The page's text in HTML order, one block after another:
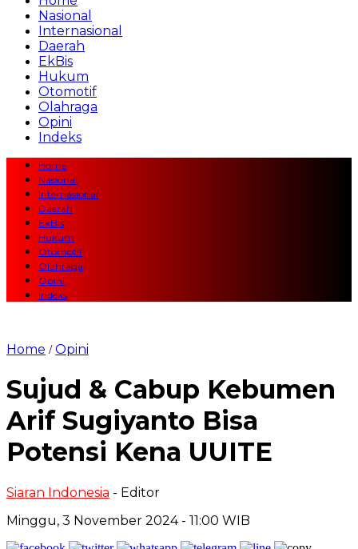
Nasional
Internasional
Daerah
EkBis
Hukum
Otomotif
Olahraga
Opini
Indeks
Home
Nasional
Internasional
Daerah
EkBis
Hukum
Otomotif
Olahraga
Opini
Indeks
Home /Opini
Sujud & Cabup Kebumen
Arif Sugiyanto Bisa
Potensi Kena UUITE
Siaran Indonesia - Editor
Minggu, 3 November 2024 - 11:00 WIB